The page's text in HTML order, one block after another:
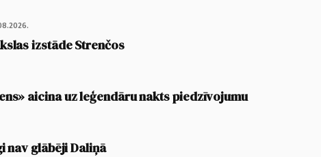
izstāde Strenčos
aicina uz leģendāru nakts piedzīvojumu
nav glābēji Daliņā